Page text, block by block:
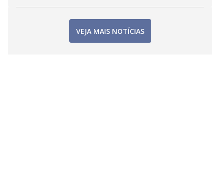
VEJA MAIS NOTÍCIAS